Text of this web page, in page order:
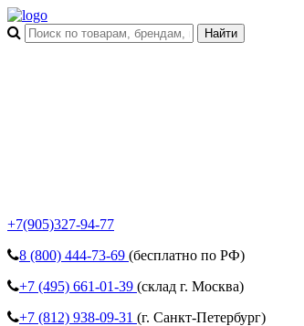
+7(905)327-94-77
8 (800) 444-73-69 (бесплатно по РФ)
+7 (495) 661-01-39 (склад г. Москва)
+7 (812) 938-09-31 (г. Санкт-Петербург)